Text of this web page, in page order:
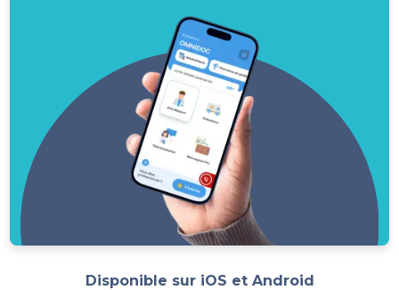
Disponible sur iOS et Android